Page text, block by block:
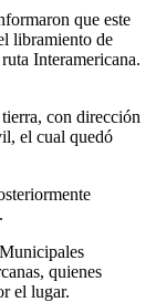
que este
libramiento de
Interamericana.
con dirección
el cual quedó
quienes
el lugar.